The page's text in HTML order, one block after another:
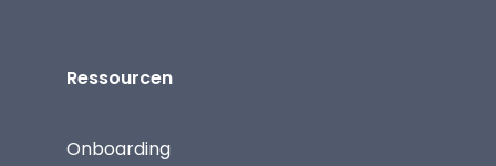
Ressourcen
Onboarding